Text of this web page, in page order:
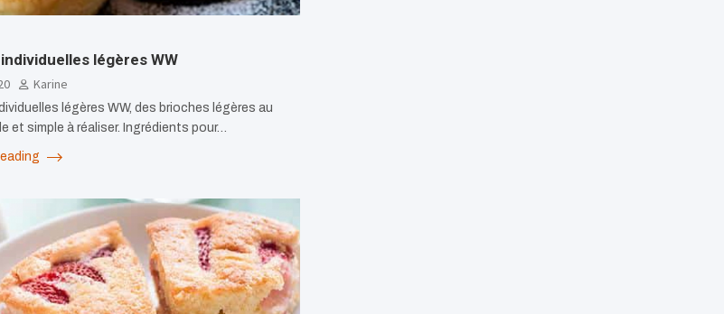
légères WW
Karine
légères WW, des brioches légères au
et simple à réaliser. Ingrédients pour…